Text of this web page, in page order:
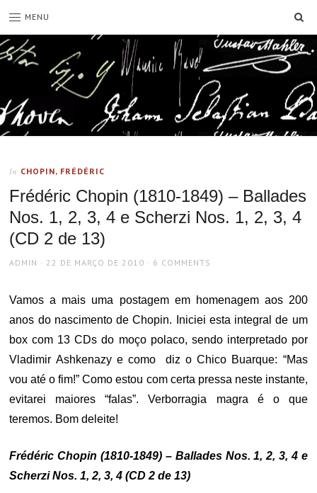
MENU
In CHOPIN, FRÉDÉRIC
Frédéric Chopin (1810-1849) – Ballades
Nos. 1, 2, 3, 4 e Scherzi Nos. 1, 2, 3, 4
(CD 2 de 13)
AUTHOR
ADMIN
POSTED
22 DE MARÇO DE 2010 6 COMMENTS
Vamos a mais uma postagem em homenagem aos 200
anos do nascimento de Chopin. Iniciei esta integral de um
box com 13 CDs do moço polaco, sendo interpretado por
Vladimir Ashkenazy e como diz o Chico Buarque: “Mas
vou até o fim!” Como estou com certa pressa neste instante,
evitarei maiores “falas”. Verborragia magra é o que
teremos. Bom deleite!
Frédéric Chopin (1810-1849) – Ballades Nos. 1, 2, 3, 4 e
Scherzi Nos. 1, 2, 3, 4 (CD 2 de 13)